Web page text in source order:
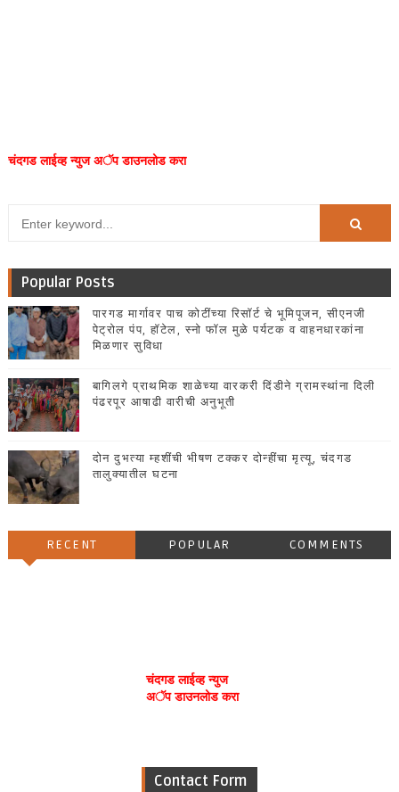
चंदगड लाईव्ह न्युज अॅप डाउनलोड करा
Popular Posts
पारगड मार्गावर पाच कोटींच्या रिसॉर्ट चे भूमिपूजन, सीएनजी
पेट्रोल पंप, हॉटेल, स्नो फॉल मुळे पर्यटक व वाहनधारकांना
मिळणार सुविधा
बागिलगे प्राथमिक शाळेच्या वारकरी दिंडीने ग्रामस्थांना दिली
पंढरपूर आषाढी वारीची अनुभूती
दोन दुभत्या म्हशींची भीषण टक्कर दोन्हींचा मृत्यू, चंदगड
तालुक्यातील घटना
RECENT POPULAR COMMENTS
चंदगड लाईव्ह न्युज
अॅप डाउनलोड करा
Contact Form